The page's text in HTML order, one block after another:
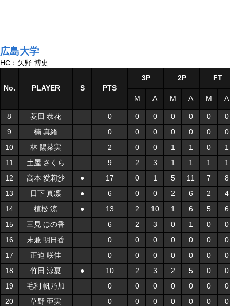
広島大学
HC：矢野 博史
No. PLAYER S PTS
3P 2P FT
M A M A M A
8 菱田 恭花 0 0 0 0 0 0
0
9
楠 真緒 0 0 0 0 0 0
0
10
林 陽菜実 2 0 0 1 1 0
1
11
土屋 さくら 9 2 3 1 1 1
1
12
高本 愛莉沙 ● 17 0 1 5 11 7
8
13
日下 真凛 ● 6 0 0 2 6 2
4
14
植松 涼 ● 13 2 10 1 6 5
6
15
三見 ほの香 6 2 3 0 1 0
0
16
末兼 明日香 0 0 0 0 0 0
0
17
正迫 咲佳 0 0 0 0 0 0
0
18
竹田 涼夏 ● 10 2 3 2 5 0
0
19
毛利 帆乃加 0 0 0 0 0 0
0
20
草野 亜実 0 0 0 0 0 0
0